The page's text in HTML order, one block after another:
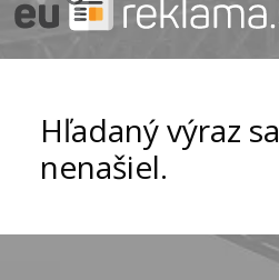
Hľadaný výraz sa
nenašiel.